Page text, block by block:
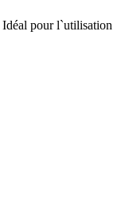
Idéal pour l`utilisation